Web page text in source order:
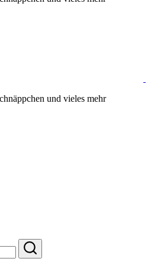
und vieles mehr
Suche